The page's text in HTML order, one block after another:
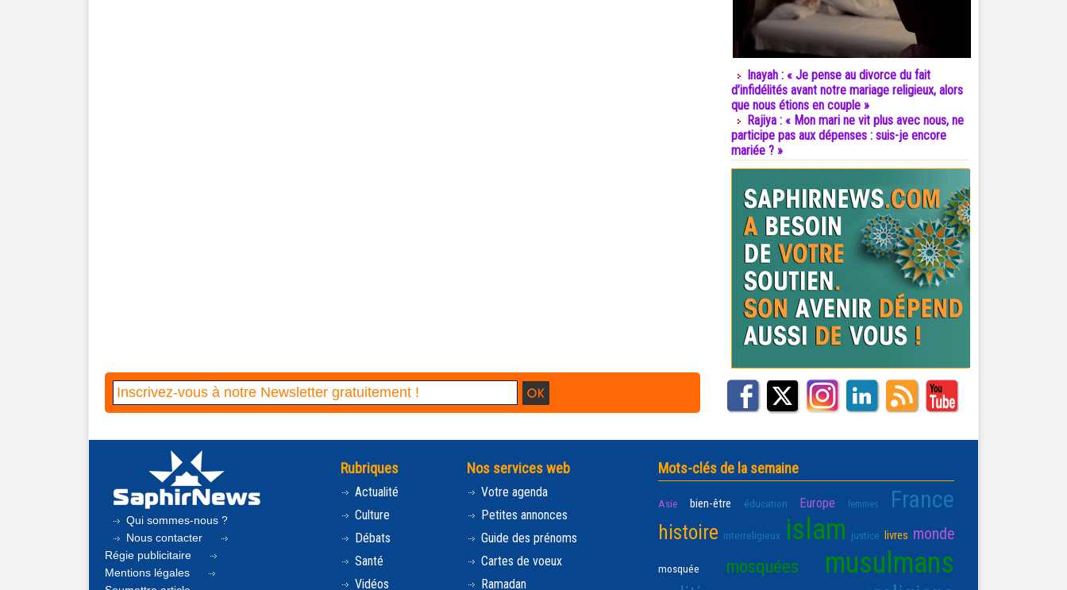
Inayah : « Je pense au divorce du fait
d’infidélités avant notre mariage religieux, alors
que nous étions en couple »
Rajiya : « Mon mari ne vit plus avec nous, ne
participe pas aux dépenses : suis-je encore
mariée ? »
Qui sommes-nous ?
Nous contacter
Régie publicitaire
Mentions légales
Rubriques
Actualité
Culture
Débats
Santé
Vidéos
Nos services web
Votre agenda
Petites annonces
Guide des prénoms
Cartes de voeux
Ramadan
Mots-clés de la semaine
Asie bien-être éducation Europe femmes France
histoire interreligieux islam justice livres monde
mosquée mosquées musulmans